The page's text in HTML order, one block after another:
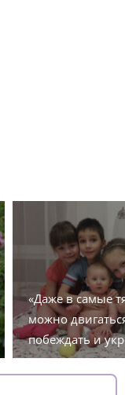
«Даже в самые
можно
побеждать и